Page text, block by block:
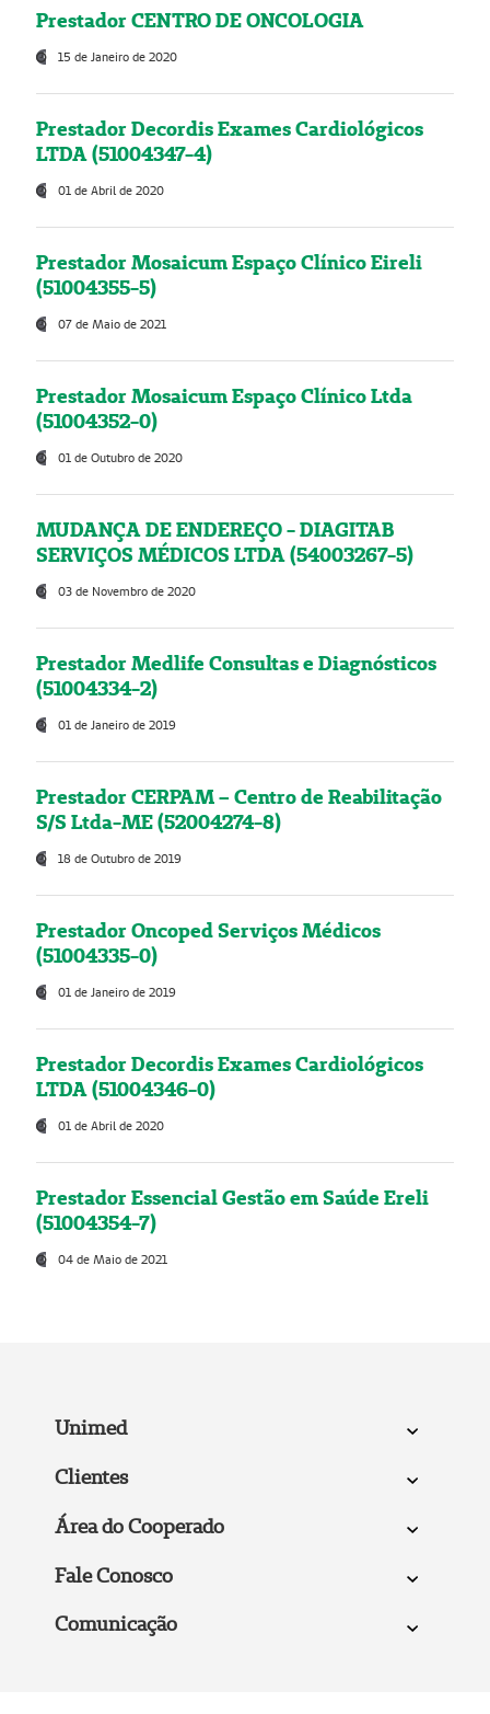
Prestador CENTRO DE ONCOLOGIA
15 de Janeiro de 2020
Prestador Decordis Exames Cardiológicos
LTDA (51004347-4)
01 de Abril de 2020
Prestador Mosaicum Espaço Clínico Eireli
(51004355-5)
07 de Maio de 2021
Prestador Mosaicum Espaço Clínico Ltda
(51004352-0)
01 de Outubro de 2020
MUDANÇA DE ENDEREÇO - DIAGITAB
SERVIÇOS MÉDICOS LTDA (54003267-5)
03 de Novembro de 2020
Prestador Medlife Consultas e Diagnósticos
(51004334-2)
01 de Janeiro de 2019
Prestador CERPAM – Centro de Reabilitação
S/S Ltda-ME (52004274-8)
18 de Outubro de 2019
Prestador Oncoped Serviços Médicos
(51004335-0)
01 de Janeiro de 2019
Prestador Decordis Exames Cardiológicos
LTDA (51004346-0)
01 de Abril de 2020
Prestador Essencial Gestão em Saúde Ereli
(51004354-7)
04 de Maio de 2021
Unimed
Clientes
Área do Cooperado
Fale Conosco
Comunicação